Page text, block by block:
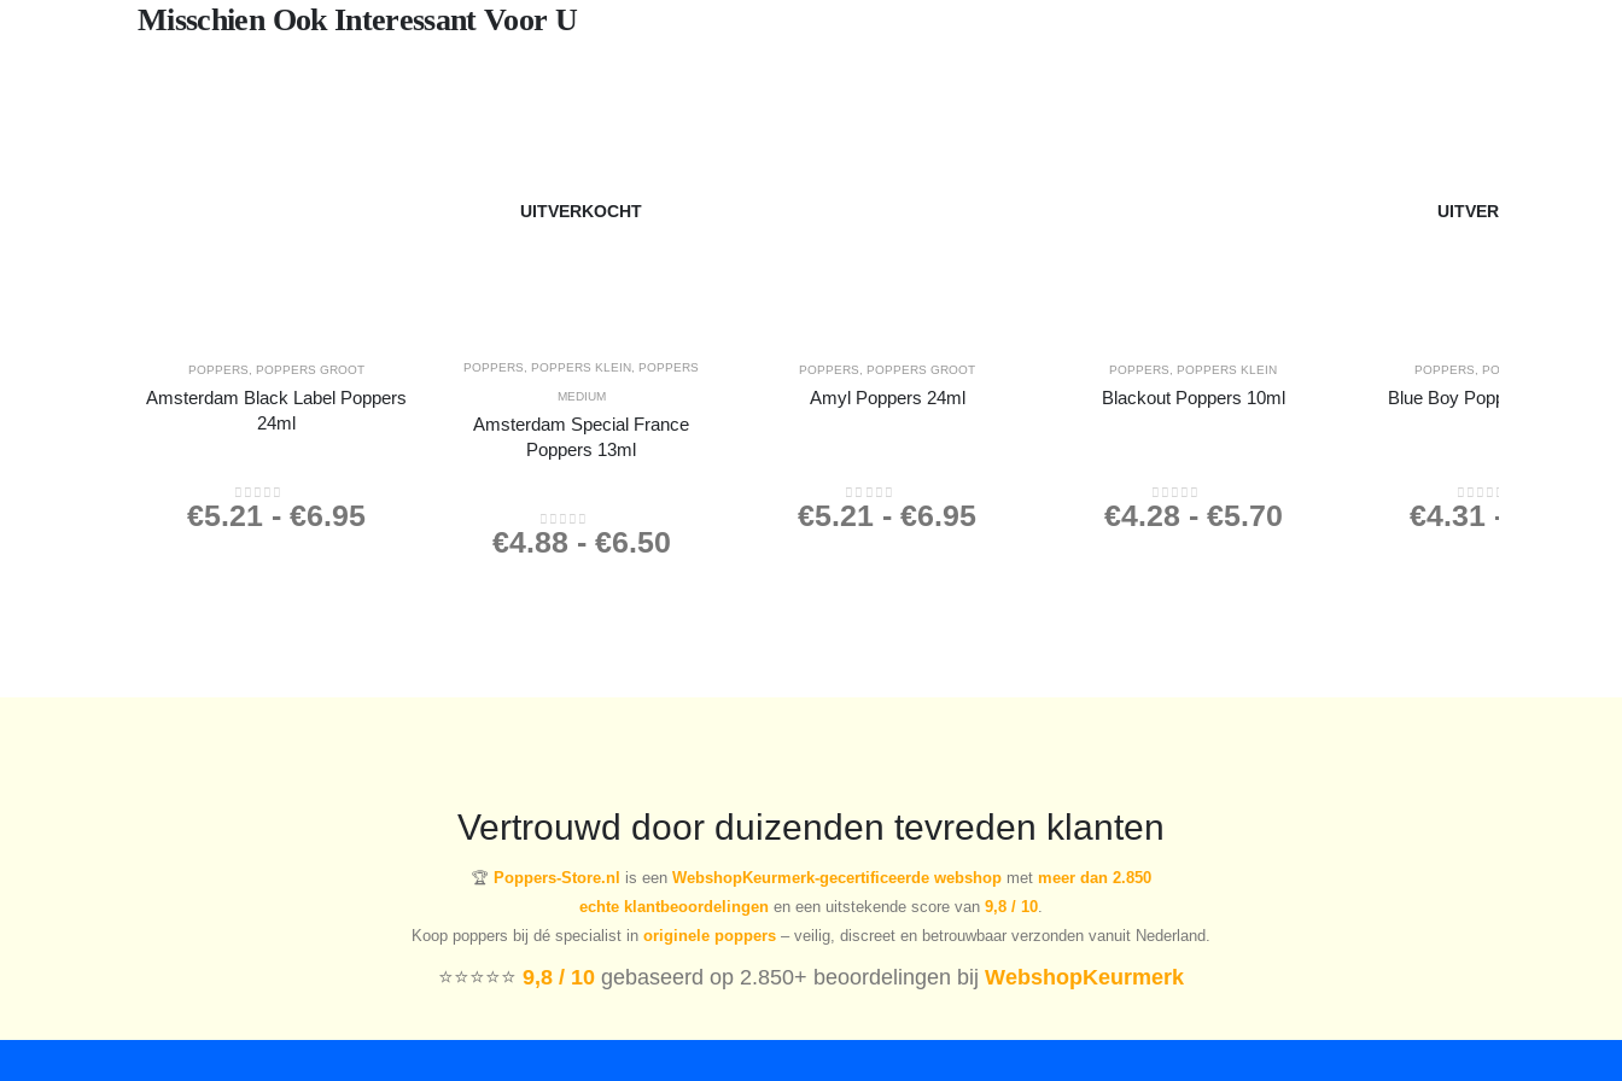
Misschien Ook Interessant Voor U
POPPERS POPPERS GROOT
Amsterdam Black Label Poppers
24ml
0out of 5
€5.21- €6.95
UITVERKOCHT
POPPERS POPPERS KLEIN POPPERS
MEDIUM
Amsterdam Special France
Poppers 13ml
0out of 5
€4.88 - €6.50
POPPERS POPPERS GROOT
Amyl Poppers 24ml
0out of 5
€5.21 -€6.95
POPPERS POPPERS KLEIN
Blackout Poppers 10ml
0out of 5
€4.28 - €5.70
UITVERKOCHT
POPPERS POPPERS KLEIN
Blue Boy Poppers 10ml (JJ)
0out of 5
€4.31-
Vertrouwd door duizenden tevreden klanten
🏆 Poppers-Store.nl is een WebshopKeurmerk-gecertificeerde webshop met meer dan 2.850
echte klantbeoordelingen en een uitstekende score van 9,8 / 10.
Koop poppers bij dé specialist in originele poppers – veilig, discreet en betrouwbaar verzonden vanuit Nederland.
⭐️⭐️⭐️⭐️⭐️ 9,8 / 10 gebaseerd op 2.850+ beoordelingen bij WebshopKeurmerk